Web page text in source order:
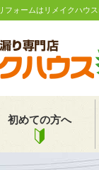
フォームはリメイクハウ
初めての方へ